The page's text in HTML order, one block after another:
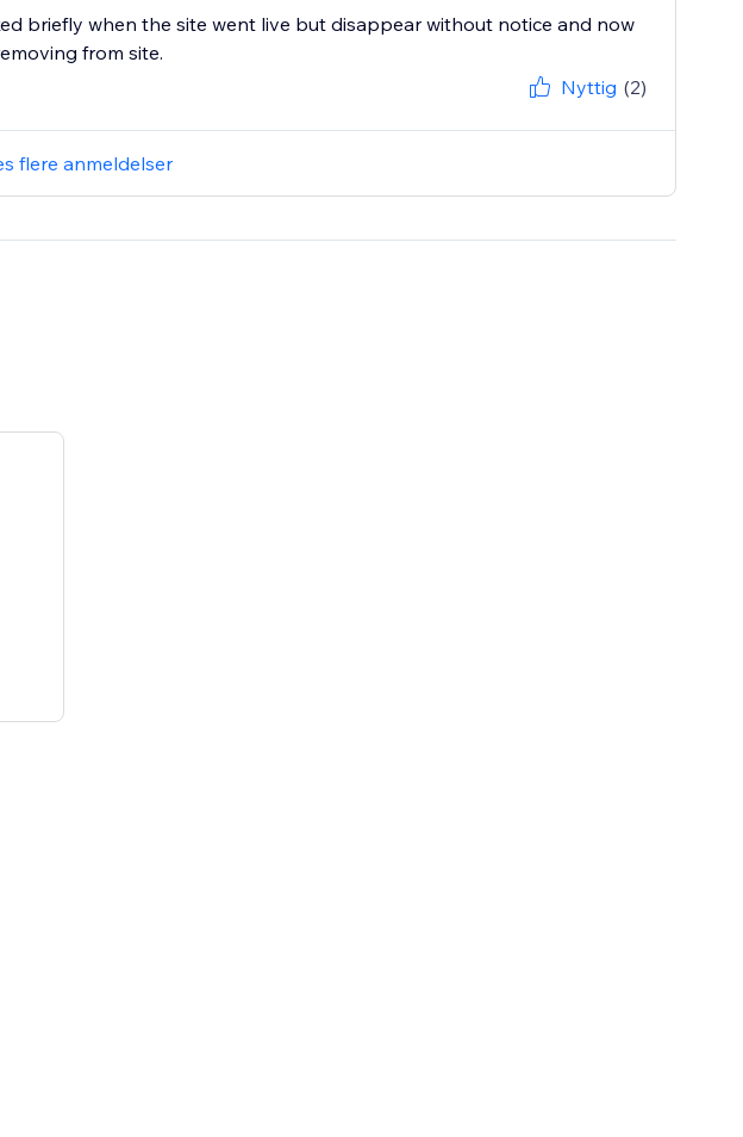
briefly when the site went live but disappear without notice and now
from site.
Nyttig (2)
flere anmeldelser